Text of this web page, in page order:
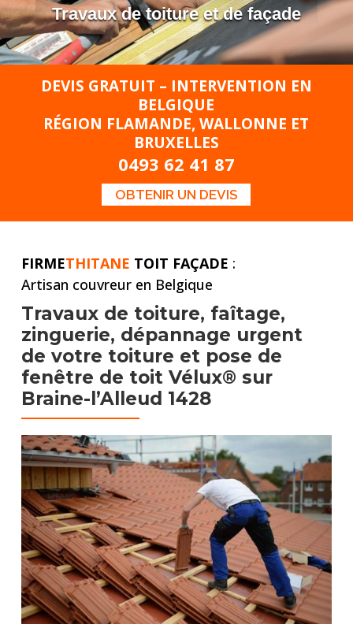
Travaux de toiture et de façade
DEVIS GRATUIT – INTERVENTION EN
BELGIQUE
RÉGION FLAMANDE, WALLONNE ET
BRUXELLES
0493 62 41 87
OBTENIR UN DEVIS
FIRMETHITANE TOIT FAÇADE :
Artisan couvreur en Belgique
Travaux de toiture, faîtage,
zinguerie, dépannage urgent
de votre toiture et pose de
fenêtre de toit Vélux® sur
Braine-l’Alleud 1428